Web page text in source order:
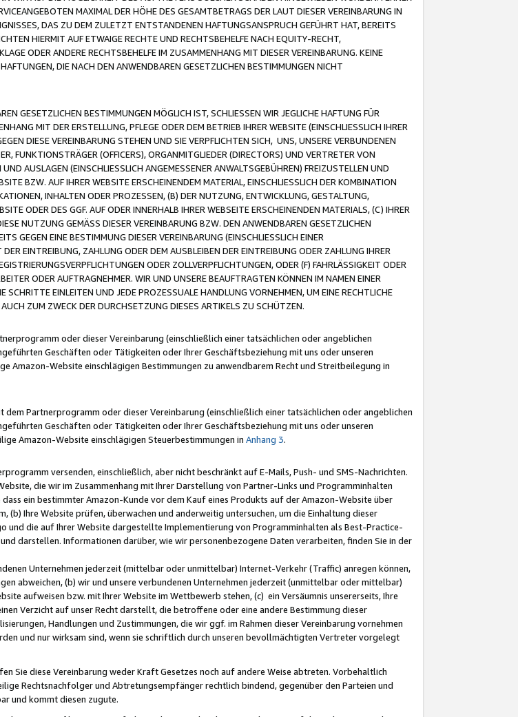
MAXIMAL DER HÖHE DES GESAMTBETRAGS DER LAUT DIESER VEREINBARUNG IN
DAS ZU DEM ZULETZT ENTSTANDENEN HAFTUNGSANSPRUCH GEFÜHRT HAT, BEREITS
HIERMIT AUF ETWAIGE RECHTE UND RECHTSBEHELFE NACH EQUITY-RECHT,
ODER ANDERE RECHTSBEHELFE IM ZUSAMMENHANG MIT DIESER VEREINBARUNG. KEINE
DIE NACH DEN ANWENDBAREN GESETZLICHEN BESTIMMUNGEN NICHT
GESETZLICHEN BESTIMMUNGEN MÖGLICH IST, SCHLIESSEN WIR JEGLICHE HAFTUNG FÜR
MIT DER ERSTELLUNG, PFLEGE ODER DEM BETRIEB IHRER WEBSITE (EINSCHLIESSLICH IHRER
DIESE VEREINBARUNG STEHEN UND SIE VERPFLICHTEN SICH, UNS, UNSERE VERBUNDENEN
FUNKTIONSTRÄGER (OFFICERS), ORGANMITGLIEDER (DIRECTORS) UND VERTRETER VON
AUSLAGEN (EINSCHLIESSLICH ANGEMESSENER ANWALTSGEBÜHREN) FREIZUSTELLEN UND
BZW. AUF IHRER WEBSITE ERSCHEINENDEM MATERIAL, EINSCHLIESSLICH DER KOMBINATION
INHALTEN ODER PROZESSEN, (B) DER NUTZUNG, ENTWICKLUNG, GESTALTUNG,
ODER DES GGF. AUF ODER INNERHALB IHRER WEBSEITE ERSCHEINENDEN MATERIALS, (C) IHRER
NUTZUNG GEMÄSS DIESER VEREINBARUNG BZW. DEN ANWENDBAREN GESETZLICHEN
GEGEN EINE BESTIMMUNG DIESER VEREINBARUNG (EINSCHLIESSLICH EINER
EINTREIBUNG, ZAHLUNG ODER DEM AUSBLEIBEN DER EINTREIBUNG ODER ZAHLUNG IHRER
ODER ZOLLVERPFLICHTUNGEN, ODER (F) FAHRLÄSSIGKEIT ODER
ODER AUFTRAGNEHMER. WIR UND UNSERE BEAUFTRAGTEN KÖNNEN IM NAMEN EINER
EINLEITEN UND JEDE PROZESSUALE HANDLUNG VORNEHMEN, UM EINE RECHTLICHE
ZUM ZWECK DER DURCHSETZUNG DIESES ARTIKELS ZU SCHÜTZEN.
oder dieser Vereinbarung (einschließlich einer tatsächlichen oder angeblichen
Geschäften oder Tätigkeiten oder Ihrer Geschäftsbeziehung mit uns oder unseren
Amazon-Website einschlägigen Bestimmungen zu anwendbarem Recht und Streitbeilegung in
Partnerprogramm oder dieser Vereinbarung (einschließlich einer tatsächlichen oder angeblichen
Geschäften oder Tätigkeiten oder Ihrer Geschäftsbeziehung mit uns oder unseren
Amazon-Website einschlägigen Steuerbestimmungen in Anhang 3.
versenden, einschließlich, aber nicht beschränkt auf E-Mails, Push- und SMS-Nachrichten.
die wir im Zusammenhang mit Ihrer Darstellung von Partner-Links und Programminhalten
ein bestimmter Amazon-Kunde vor dem Kauf eines Produkts auf der Amazon-Website über
Ihre Website prüfen, überwachen und anderweitig untersuchen, um die Einhaltung dieser
und die auf Ihrer Website dargestellte Implementierung von Programminhalten als Best-Practice-
darstellen. Informationen darüber, wie wir personenbezogene Daten verarbeiten, finden Sie in der
Unternehmen jederzeit (mittelbar oder unmittelbar) Internet-Verkehr (Traffic) anregen können,
abweichen, (b) wir und unsere verbundenen Unternehmen jederzeit (unmittelbar oder mittelbar)
aufweisen bzw. mit Ihrer Website im Wettbewerb stehen, (c) ein Versäumnis unsererseits, Ihre
Verzicht auf unser Recht darstellt, die betroffene oder eine andere Bestimmung dieser
Handlungen und Zustimmungen, die wir ggf. im Rahmen dieser Vereinbarung vornehmen
und nur wirksam sind, wenn sie schriftlich durch unseren bevollmächtigten Vertreter vorgelegt
Sie diese Vereinbarung weder Kraft Gesetzes noch auf andere Weise abtreten. Vorbehaltlich
Rechtsnachfolger und Abtretungsempfänger rechtlich bindend, gegenüber den Parteien und
und kommt diesen zugute.